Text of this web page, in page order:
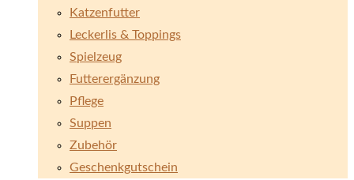
Katzenfutter
Leckerlis & Toppings
Spielzeug
Futterergänzung
Pflege
Suppen
Zubehör
Geschenkgutschein